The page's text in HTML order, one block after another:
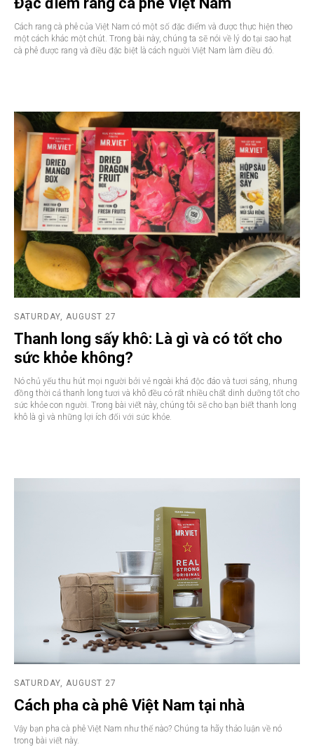
VN CN
Cách rang cà phê của Việt Nam có một số đặc điểm và được thực hiện theo
một cách khác một chút. Trong bài này, chúng ta sẽ nói về lý do tại sao hạt
cà phê được rang và điều đặc biệt là cách người Việt Nam làm điều đó.
SATURDAY, AUGUST 27
Thanh long sấy khô: Là gì và có tốt cho
sức khỏe không?
Nó chủ yếu thu hút mọi người bởi vẻ ngoài khá độc đáo và tươi sáng, nhưng
đồng thời cả thanh long tươi và khô đều có rất nhiều chất dinh dưỡng tốt cho
sức khỏe con người. Trong bài viết này, chúng tôi sẽ cho bạn biết thanh long
khô là gì và những lợi ích đối với sức khỏe.
SATURDAY, AUGUST 27
Cách pha cà phê Việt Nam tại nhà
Vậy bạn pha cà phê Việt Nam như thế nào? Chúng ta hãy thảo luận về nó
trong bài viết này.
© MR. VIET PRIVACY POLICY WEBSITE BY FEELY
GROWN ON VIETNAMESE FARMS. ROASTED AND PACKAGED
AT OUR FACTORY IN NHA TRANG
DRIED TROPICAL FRUITS
GOURMET EXOTIC CHOCOLATE
FARMERS TEA
LANGUAGES
CN
MADE IN VIETNAM